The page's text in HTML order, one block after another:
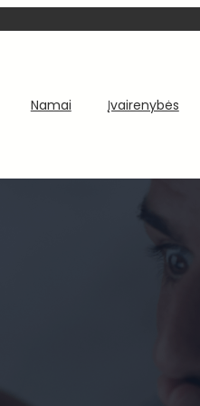
Namai Įvairenybės